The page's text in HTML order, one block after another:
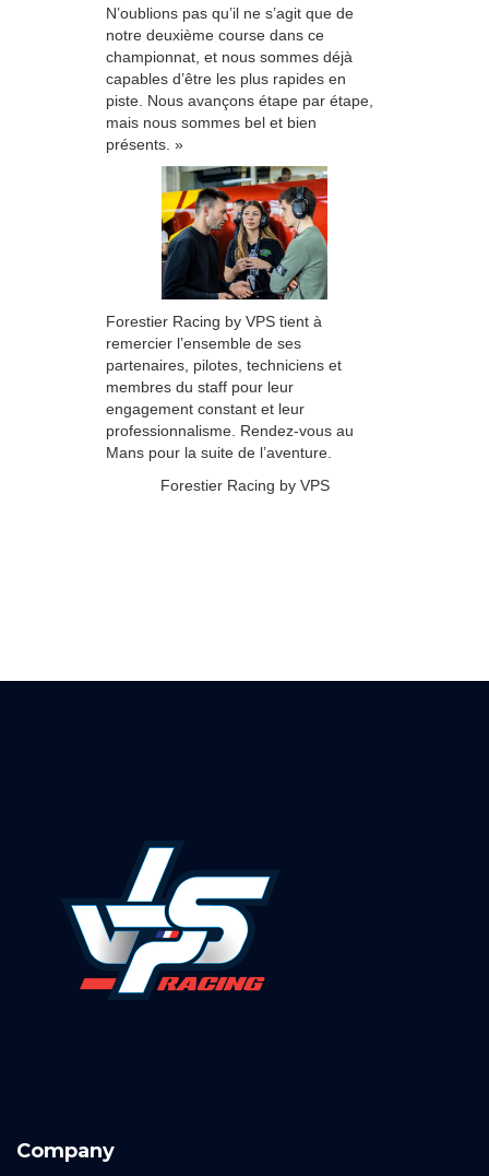
N’oublions pas qu’il ne s’agit que de
notre deuxième course dans ce
championnat, et nous sommes déjà
capables d’être les plus rapides en
piste. Nous avançons étape par étape,
mais nous sommes bel et bien
présents. »
Forestier Racing by VPS tient à
remercier l’ensemble de ses
partenaires, pilotes, techniciens et
membres du staff pour leur
engagement constant et leur
professionnalisme. Rendez-vous au
Mans pour la suite de l’aventure.
Forestier Racing by VPS
Company